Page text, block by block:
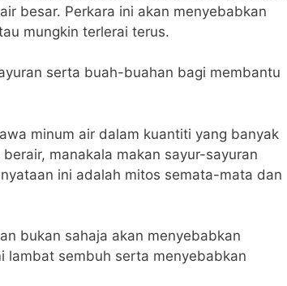
besar. Perkara ini akan menyebabkan
mungkin terlerai terus.
serta buah-buahan bagi membantu
minum air dalam kuantiti yang banyak
manakala makan sayur-sayuran
ini adalah mitos semata-mata dan
bukan sahaja akan menyebabkan
lambat sembuh serta menyebabkan